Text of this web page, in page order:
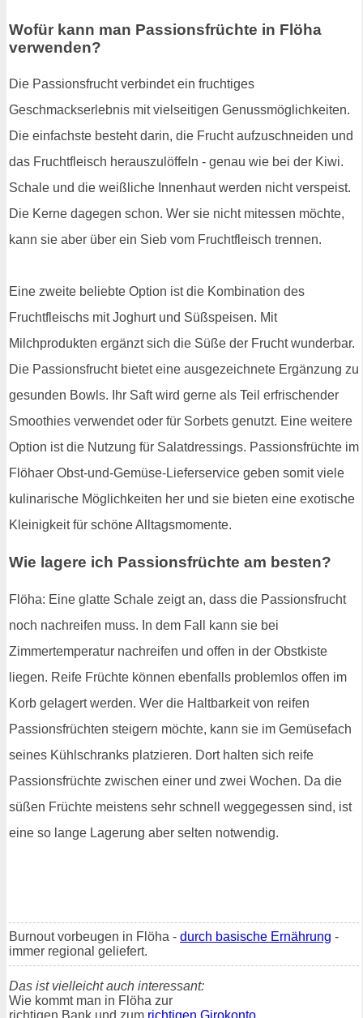
Wofür kann man Passionsfrüchte in Flöha
verwenden?
Die Passionsfrucht verbindet ein fruchtiges
Geschmackserlebnis mit vielseitigen Genussmöglichkeiten.
Die einfachste besteht darin, die Frucht aufzuschneiden und
das Fruchtfleisch herauszulöffeln - genau wie bei der Kiwi.
Schale und die weißliche Innenhaut werden nicht verspeist.
Die Kerne dagegen schon. Wer sie nicht mitessen möchte,
kann sie aber über ein Sieb vom Fruchtfleisch trennen.
Eine zweite beliebte Option ist die Kombination des
Fruchtfleischs mit Joghurt und Süßspeisen. Mit
Milchprodukten ergänzt sich die Süße der Frucht wunderbar.
Die Passionsfrucht bietet eine ausgezeichnete Ergänzung zu
gesunden Bowls. Ihr Saft wird gerne als Teil erfrischender
Smoothies verwendet oder für Sorbets genutzt. Eine weitere
Option ist die Nutzung für Salatdressings. Passionsfrüchte im
Flöhaer Obst-und-Gemüse-Lieferservice geben somit viele
kulinarische Möglichkeiten her und sie bieten eine exotische
Kleinigkeit für schöne Alltagsmomente.
Wie lagere ich Passionsfrüchte am besten?
Flöha: Eine glatte Schale zeigt an, dass die Passionsfrucht
noch nachreifen muss. In dem Fall kann sie bei
Zimmertemperatur nachreifen und offen in der Obstkiste
liegen. Reife Früchte können ebenfalls problemlos offen im
Korb gelagert werden. Wer die Haltbarkeit von reifen
Passionsfrüchten steigern möchte, kann sie im Gemüsefach
seines Kühlschranks platzieren. Dort halten sich reife
Passionsfrüchte zwischen einer und zwei Wochen. Da die
süßen Früchte meistens sehr schnell weggegessen sind, ist
eine so lange Lagerung aber selten notwendig.
Burnout vorbeugen in Flöha - durch basische Ernährung -
immer regional geliefert.
Das ist vielleicht auch interessant:
Wie kommt man in Flöha zur
richtigen Bank und zum richtigen Girokonto